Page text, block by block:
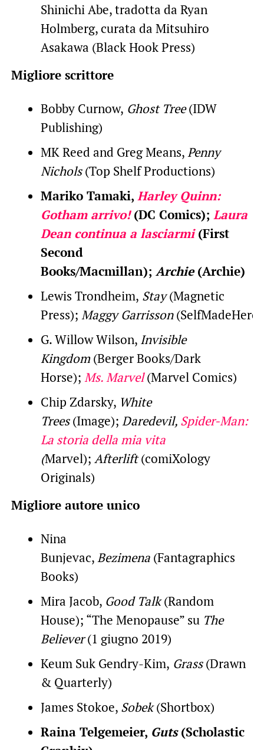
Shinichi Abe, tradotta da Ryan
Holmberg, curata da Mitsuhiro
Asakawa (Black Hook Press)
Migliore scrittore
Bobby Curnow, Ghost Tree(IDW
Publishing)
MK Reed and Greg Means,Penny
Nichols(Top Shelf Productions)
Mariko Tamaki, Harley Quinn:
Gotham arrivo!(DC Comics); Laura
Dean continua a lasciarmi(First
Second
Books/Macmillan); Archie(Archie)
Lewis Trondheim, Stay(Magnetic
Press); Maggy Garrisson(SelfMadeHero)
G. Willow Wilson, Invisible
Kingdom(Berger Books/Dark
Horse); Ms. Marvel(Marvel Comics)
Chip Zdarsky, White
Trees(Image); Daredevil, Spider-Man:
La storia della mia vita
(Marvel); Afterlift(comiXology
Originals)
Migliore autore unico
Nina
Bunjevac,Bezimena (Fantagraphics
Books)
Mira Jacob, Good Talk(Random
House); “The Menopause” su The
Believer(1 giugno 2019)
Keum Suk Gendry-Kim, Grass(Drawn
& Quarterly)
James Stokoe, Sobek(Shortbox)
Raina Telgemeier, Guts(Scholastic